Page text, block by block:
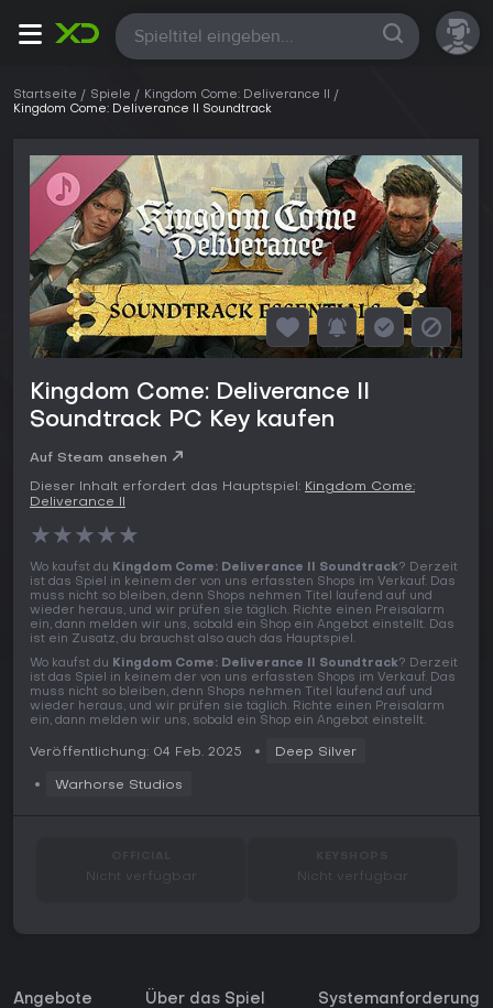
Alle
Startseite Spiele
Kingdom Come: Deliverance II
Kingdom Come: Deliverance II Soundtrack
Kingdom Come: Deliverance II
Soundtrack PC Key kaufen
Auf Steam ansehen
Dieser Inhalt erfordert das Hauptspiel: Kingdom Come:
Deliverance II
★★★★★
Wo kaufst du Kingdom Come: Deliverance II Soundtrack? Derzeit
ist das Spiel in keinem der von uns erfassten Shops im Verkauf. Das
muss nicht so bleiben, denn Shops nehmen Titel laufend auf und
wieder heraus, und wir prüfen sie täglich. Richte einen Preisalarm
ein, dann melden wir uns, sobald ein Shop ein Angebot einstellt. Das
ist ein Zusatz, du brauchst also auch das Hauptspiel.
Wo kaufst du Kingdom Come: Deliverance II Soundtrack? Derzeit
ist das Spiel in keinem der von uns erfassten Shops im Verkauf. Das
muss nicht so bleiben, denn Shops nehmen Titel laufend auf und
wieder heraus, und wir prüfen sie täglich. Richte einen Preisalarm
ein, dann melden wir uns, sobald ein Shop ein Angebot einstellt.
Veröffentlichung: 04 Feb. 2025 Deep Silver
Warhorse Studios
Nicht verfügbar Nicht verfügbar
Angebote Über das Spiel